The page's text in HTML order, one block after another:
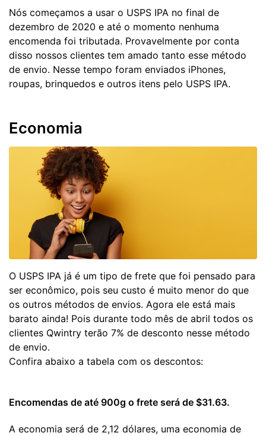
Nós começamos a usar o USPS IPA no final de
dezembro de 2020 e até o momento nenhuma
encomenda foi tributada. Provavelmente por conta
disso nossos clientes tem amado tanto esse método
de envio. Nesse tempo foram enviados iPhones,
roupas, brinquedos e outros itens pelo USPS IPA.
Economia
O USPS IPA já é um tipo de frete que foi pensado para
ser econômico, pois seu custo é muito menor do que
os outros métodos de envios. Agora ele está mais
barato ainda! Pois durante todo mês de abril todos os
clientes Qwintry terão 7% de desconto nesse método
de envio.
Confira abaixo a tabela com os descontos:
Encomendas de até 900g o frete será de $31.63.
A economia será de 2,12 dólares, uma economia de